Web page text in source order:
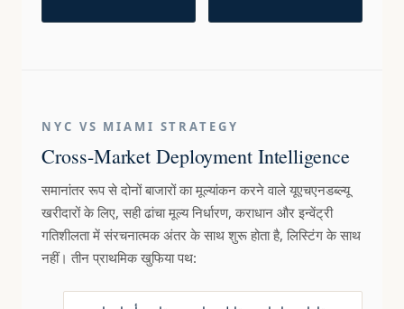
NYC VS MIAMI STRATEGY
Cross-Market Deployment Intelligence
समानांतर रूप से दोनों बाजारों का मूल्यांकन करने वाले यूएचएनडब्ल्यू
खरीदारों के लिए, सही ढांचा मूल्य निर्धारण, कराधान और इन्वेंट्री
गतिशीलता में संरचनात्मक अंतर के साथ शुरू होता है, लिस्टिंग के साथ
नहीं। तीन प्राथमिक खुफिया पथ: